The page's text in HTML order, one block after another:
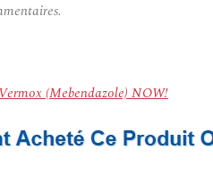
(Mebendazole) NOW!